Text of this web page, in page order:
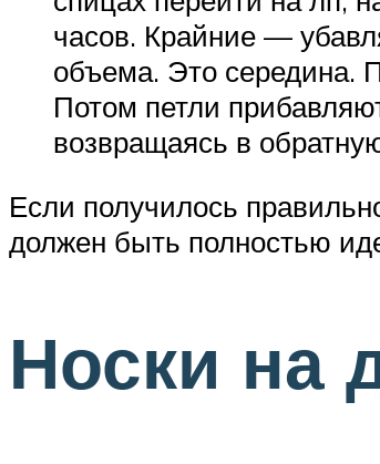
часов. Крайние —
объема. Это середина.
Потом петли
возвращаясь в
Если получилось
должен быть полностью
Носки на